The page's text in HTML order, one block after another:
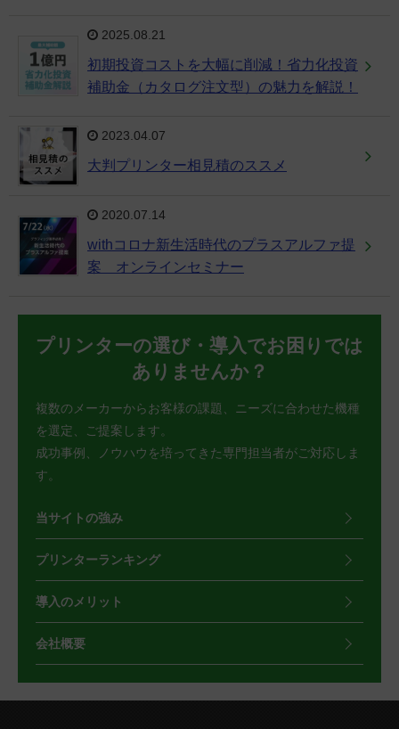
2025.08.21
初期投資コストを大幅に削減！省力化投資
補助金（カタログ注文型）の魅力を解説！
2023.04.07
大判プリンター相見積のススメ
2020.07.14
withコロナ新生活時代のプラスアルファ提
案 オンラインセミナー
プリンターの選び・導入でお困りでは
ありませんか？
複数のメーカーからお客様の課題、ニーズに合わせた機種
を選定、ご提案します。
成功事例、ノウハウを培ってきた専門担当者がご対応しま
す。
当サイトの強み
プリンターランキング
導入のメリット
会社概要